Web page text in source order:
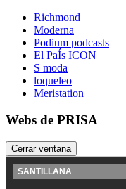
Richmond
Moderna
Podium podcasts
El PaÍs ICON
S moda
loqueleo
Meristation
Webs de PRISA
Cerrar ventana